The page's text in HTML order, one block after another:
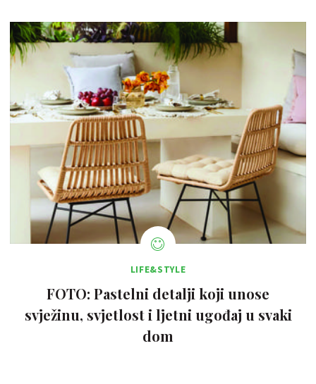
LIFE&STYLE
FOTO: Pastelni detalji koji unose
svježinu, svjetlost i ljetni ugođaj u svaki
dom